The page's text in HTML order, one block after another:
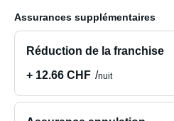
Assurances supplémentaires
Réduction de la franchise
+ 12.66 CHF
nuit